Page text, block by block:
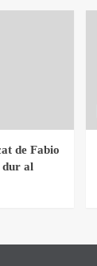
de Fabio
dur al